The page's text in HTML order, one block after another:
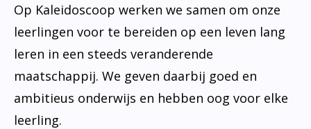
Op Kaleidoscoop werken we samen om onze
leerlingen voor te bereiden op een leven lang
leren in een steeds veranderende
maatschappij. We geven daarbij goed en
ambitieus onderwijs en hebben oog voor elke
leerling.